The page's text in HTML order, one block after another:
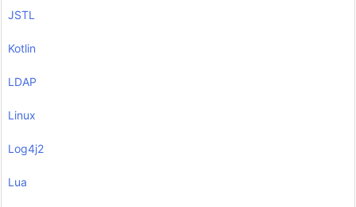
JSTL
Kotlin
LDAP
Linux
Log4j2
Lua